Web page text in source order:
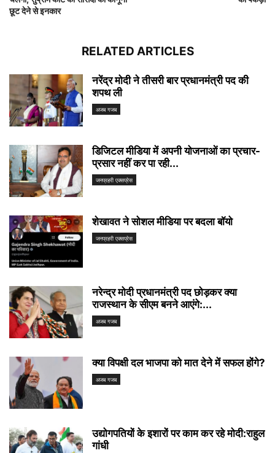
छूट देने से इनकार
RELATED ARTICLES
नरेंद्र मोदी ने तीसरी बार प्रधानमंत्री पद की
शपथ ली
अजब गजब
डिजिटल मीडिया में अपनी योजनाओं का प्रचार-
प्रसार नहीं कर पा रही...
जनप्रहरी एक्सप्रेस
शेखावत ने सोशल मीडिया पर बदला बॉयो
जनप्रहरी एक्सप्रेस
नरेन्द्र मोदी प्रधानमंत्री पद छोड़कर क्या
राजस्थान के सीएम बनने आएंगे:...
अजब गजब
क्या विपक्षी दल भाजपा को मात देने में सफल होंगे?
अजब गजब
उद्योगपतियों के इशारों पर काम कर रहे मोदी:राहुल
गांधी